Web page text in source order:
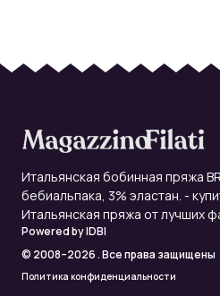
Итальянская бобинная пряжа
бебиальпака, 3% эластан. -
Итальянская пряжа от лучших
Powered byIDBI
© 2008–2026 . Все права защищены
Политика конфиденциальности